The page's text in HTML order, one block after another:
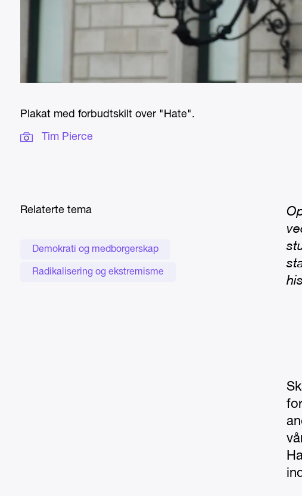
Plakat med forbudtskilt over "Hate".
Tim Pierce
Relaterte tema
Demokrati og medborgerskap
Radikalisering og ekstremisme